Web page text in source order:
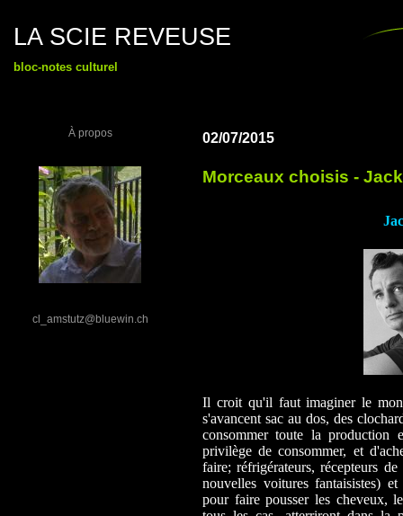
LA SCIE REVEUSE
bloc-notes culturel
À propos
cl_amstutz@bluewin.ch
02/07/2015
Morceaux choisis -
Il croit qu'il faut imaginer le
s'avancent sac au dos, des
consommer toute la production
privilège de consommer, et
faire; réfrigérateurs, récepteurs
nouvelles voitures fantaisistes)
pour faire pousser les cheveux,